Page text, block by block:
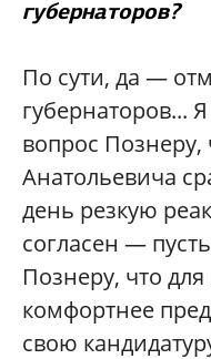
губернаторов?
По сути, да —
губернаторов...
вопрос
Анатольевича
день резкую
согласен —
Познеру, что
комфортнее
свою